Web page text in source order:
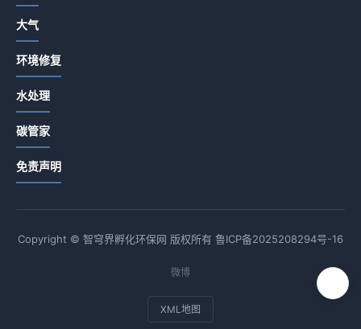
大气
环境修复
水处理
碳管家
免责声明
Copyright © 智穹界孵化环保网 版权所有 鲁ICP备2025208294号-16
微博
XML地图